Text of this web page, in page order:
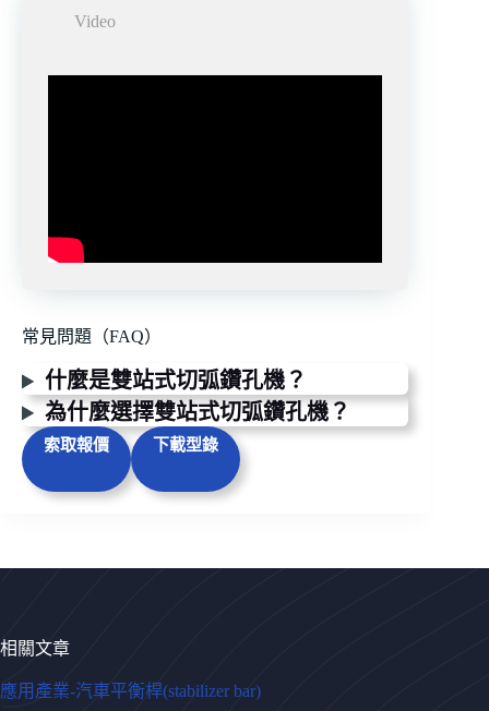
Video
常見問題（FAQ）
什麼是雙站式切弧鑽孔機？
為什麼選擇雙站式切弧鑽孔機？
索取報價 下載型錄
相關文章
應用產業-汽車平衡桿(stabilizer bar)